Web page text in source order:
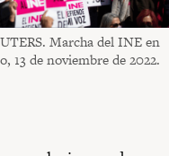
Marcha del INE en
13 de noviembre de 2022.